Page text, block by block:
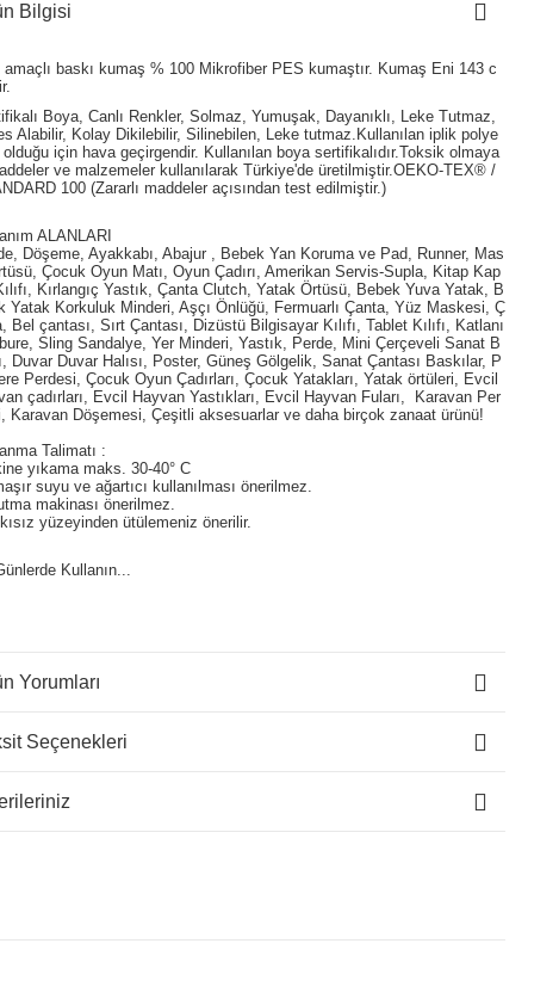
Bilgisi
amaçlı baskı kumaş % 100 Mikrofiber PES kumaştır. Kumaş Eni 143 c
Boya, Canlı Renkler, Solmaz, Yumuşak, Dayanıklı, Leke Tutmaz,
Alabilir, Kolay Dikilebilir, Silinebilen, Leke tutmaz.Kullanılan iplik polye
için hava geçirgendir. Kullanılan boya sertifikalıdır.Toksik olmaya
ve malzemeler kullanılarak Türkiye'de üretilmiştir.OEKO-TEX® /
100 (Zararlı maddeler açısından test edilmiştir.)
ALANLARI
Döşeme, Ayakkabı, Abajur , Bebek Yan Koruma ve Pad, Runner, Mas
Çocuk Oyun Matı, Oyun Çadırı, Amerikan Servis-Supla, Kitap Kap
Kırlangıç Yastık, Çanta Clutch, Yatak Örtüsü, Bebek Yuva Yatak, B
Yatak Korkuluk Minderi, Aşçı Önlüğü, Fermuarlı Çanta, Yüz Maskesi, Ç
Bel çantası, Sırt Çantası, Dizüstü Bilgisayar Kılıfı, Tablet Kılıfı, Katlanı
Sling Sandalye, Yer Minderi, Yastık, Perde, Mini Çerçeveli Sanat B
Duvar Duvar Halısı, Poster, Güneş Gölgelik, Sanat Çantası Baskılar, P
Perdesi, Çocuk Oyun Çadırları, Çocuk Yatakları, Yatak örtüleri, Evcil
çadırları, Evcil Hayvan Yastıkları, Evcil Hayvan Fuları, Karavan Per
Karavan Döşemesi, Çeşitli aksesuarlar ve daha birçok zanaat ürünü!
Talimatı :
yıkama maks. 30-40° C
suyu ve ağartıcı kullanılması önerilmez.
makinası önerilmez.
yüzeyinden ütülemeniz önerilir.
Kullanın...
Yorumları
Seçenekleri